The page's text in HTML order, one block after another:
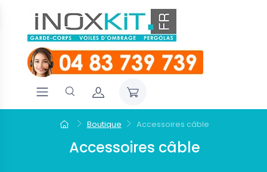
Boutique Accessoires câble
Accessoires câble